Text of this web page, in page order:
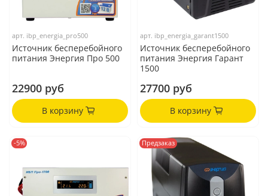
арт. ibp_energia_pro500
Источник бесперебойного
питания Энергия Про 500
22900 руб
В корзину
арт. ibp_energia_garant1500
Источник бесперебойного
питания Энергия Гарант
1500
27700 руб
В корзину
-5% Предзаказ